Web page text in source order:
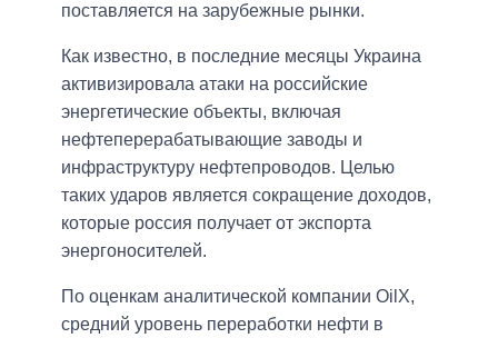
поставляется на зарубежные рынки.
Как известно, в последние месяцы Украина
активизировала атаки на российские
энергетические объекты, включая
нефтеперерабатывающие заводы и
инфраструктуру нефтепроводов. Целью
таких ударов является сокращение доходов,
которые россия получает от экспорта
энергоносителей.
По оценкам аналитической компании OilX,
средний уровень переработки нефти в